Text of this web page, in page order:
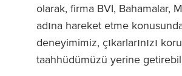
olarak, firma BVI, Bahamalar,
adına hareket etme
deneyimimiz, çıkarlarınızı
taahhüdümüzü yerine